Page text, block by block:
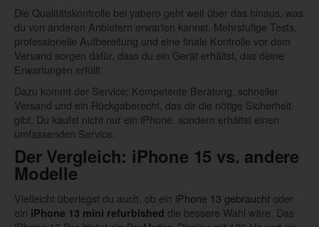
Die Qualitätskontrolle bei yabero geht weit über das hinaus, was
du von anderen Anbietern erwarten kannst. Mehrstufige Tests,
professionelle Aufbereitung und eine finale Kontrolle vor dem
Versand sorgen dafür, dass du ein Gerät erhältst, das deine
Erwartungen erfüllt.
Dazu kommt der Service: Kompetente Beratung, schneller
Versand und ein Rückgaberecht, das dir die nötige Sicherheit
gibt. Du kaufst nicht nur ein iPhone, sondern erhältst einen
umfassenden Service.
Der Vergleich: iPhone 15 vs. andere
Modelle
Vielleicht überlegst du auch, ob ein iPhone 13 gebraucht oder
ein iPhone 13 mini refurbished die bessere Wahl wäre. Das